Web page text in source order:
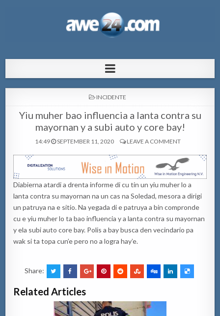
pa Aruba
POSTED
INCIDENTE
Yiu muher bao influencia a lanta contra su
mayornan y a subi auto y core bay!
14:49 SEPTEMBER 11, 2020 LEAVE A COMMENT
Diabierna atardi a drenta informe di cu tin un yiu muher lo a
lanta contra su mayornan na un cas na Soledad, mesora a dirigi
un patruya na e sitio. Na yegada di e patruya a bin compronde
cu e yiu muher lo ta bao influencia y a lanta contra su mayornan
y ela subi auto core bay. Polis a bay busca den vecindario pa
wak si ta topa cun’e pero no a logra hay’e.
Share:
Related Articles